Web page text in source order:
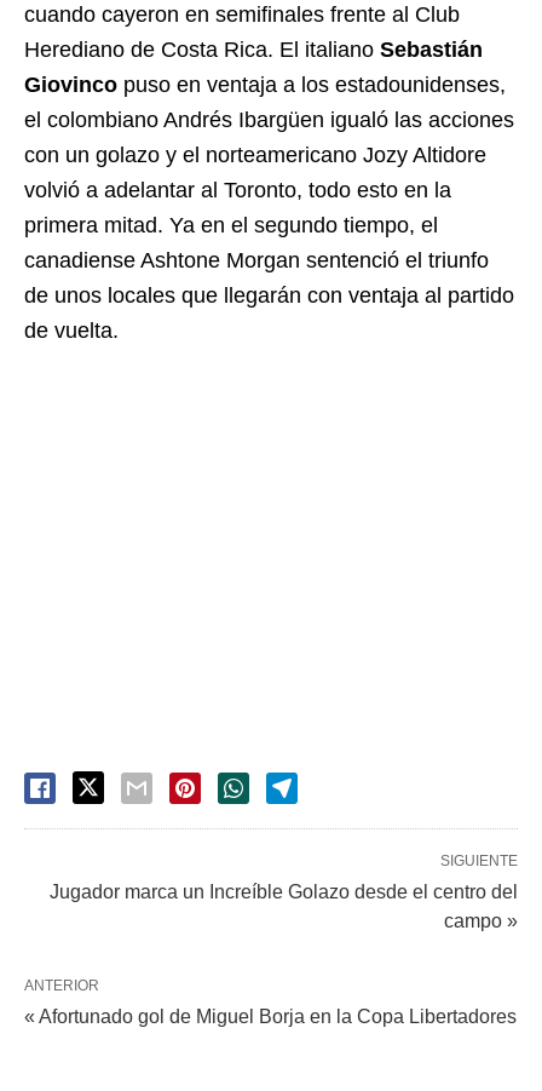
cuando cayeron en semifinales frente al Club
Herediano de Costa Rica. El italiano Sebastián
Giovinco puso en ventaja a los estadounidenses,
el colombiano Andrés Ibargüen igualó las acciones
con un golazo y el norteamericano Jozy Altidore
volvió a adelantar al Toronto, todo esto en la
primera mitad. Ya en el segundo tiempo, el
canadiense Ashtone Morgan sentenció el triunfo
de unos locales que llegarán con ventaja al partido
de vuelta.
SIGUIENTE
Jugador marca un Increíble Golazo desde el centro del
campo »
ANTERIOR
« Afortunado gol de Miguel Borja en la Copa Libertadores